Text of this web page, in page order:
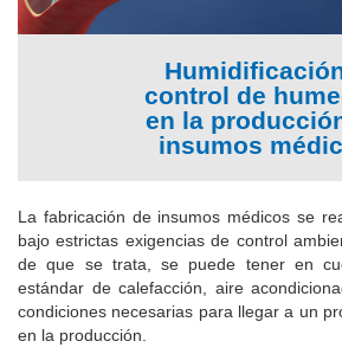
control de
en la
insumos
La fabricación de insumos médicos se
bajo estrictas exigencias de control
de que se trata, se puede tener en
estándar de calefacción, aire
condiciones necesarias para llegar a un
en la producción.